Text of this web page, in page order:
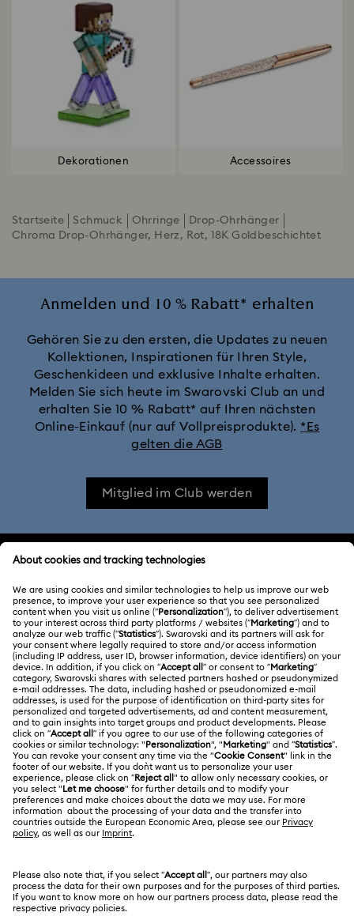
Dekorationen Accessoires
Startseite Schmuck Ohrringe
Drop-Ohrhänger
Chroma Drop-Ohrhänger, Herz, Rot, 18K Goldbeschichtet
Anmelden und 10 % Rabatt* erhalten
Gehören Sie zu den ersten, die Updates zu neuen
Kollektionen, Inspirationen für Ihren Style,
Geschenkideen und exklusive Inhalte erhalten.
Melden Sie sich heute im Swarovski Club an und
erhalten Sie 10 % Rabatt* auf Ihren nächsten
Online-Einkauf (nur auf Vollpreisprodukte). *Es
gelten die AGB
Mitglied im Club werden
KUNDENSERVICE
Übersicht zum Kundenservice
Geschenkkarten-Guthaben
Reparaturstatus
Kontakt
Größe berechnen
Store-Finder
ÜBER UNS
Über Swarovski
Stellen & Karriere
Alumni Community
Für Geschäftskunden
Sitemap
Kristallwelten
RECHTLICHE BEDINGUNGEN
Nutzungsbedingungen
AGB
Datenschutz
Impressum
Andere Länder
English
Deutsch Español Français